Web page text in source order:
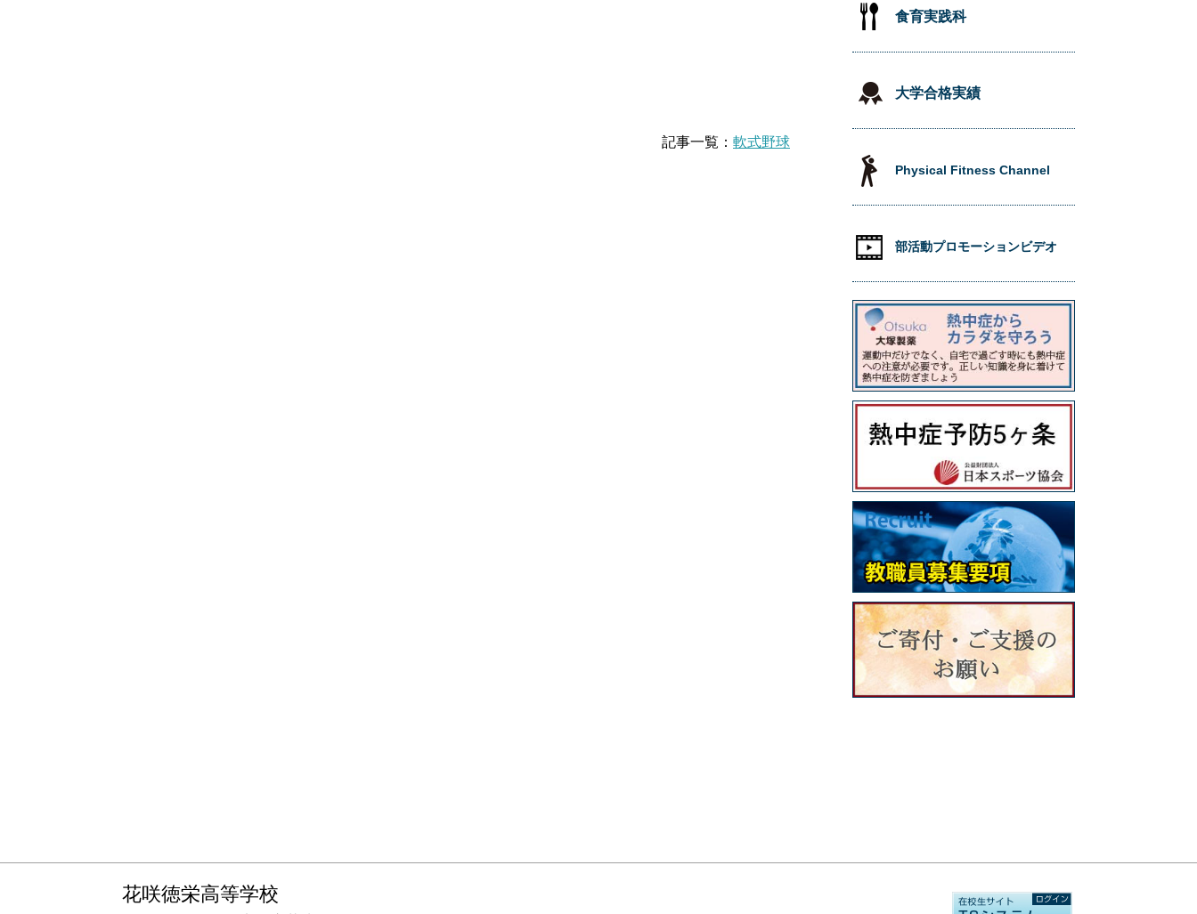
記事一覧： 軟式野球
食育実践科
大学合格実績
Physical Fitness Channel
部活動プロモーションビデオ
花咲徳栄高等学校